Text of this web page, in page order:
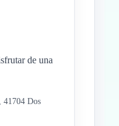
de una
41704 Dos